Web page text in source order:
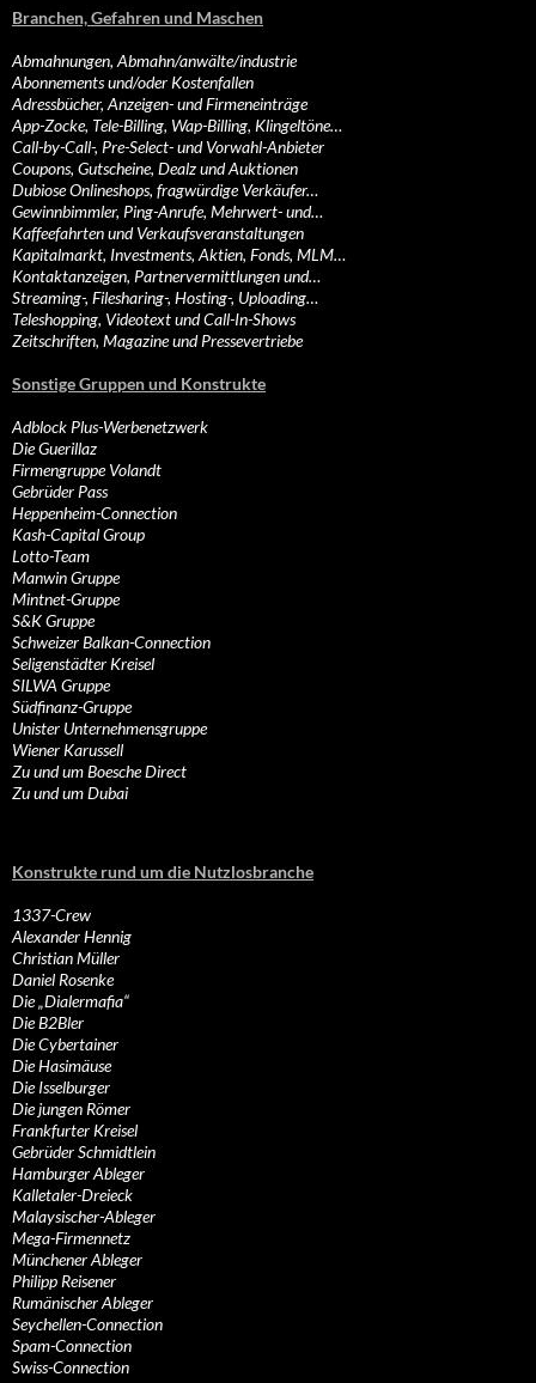
Branchen, Gefahren und Maschen
Abmahnungen, Abmahn/anwälte/industrie
Abonnements und/oder Kostenfallen
Adressbücher, Anzeigen- und Firmeneinträge
App-Zocke, Tele-Billing, Wap-Billing, Klingeltöne…
Call-by-Call-, Pre-Select- und Vorwahl-Anbieter
Coupons, Gutscheine, Dealz und Auktionen
Dubiose Onlineshops, fragwürdige Verkäufer…
Gewinnbimmler, Ping-Anrufe, Mehrwert- und…
Kaffeefahrten und Verkaufsveranstaltungen
Kapitalmarkt, Investments, Aktien, Fonds, MLM…
Kontaktanzeigen, Partnervermittlungen und…
Streaming-, Filesharing-, Hosting-, Uploading…
Teleshopping, Videotext und Call-In-Shows
Zeitschriften, Magazine und Pressevertriebe
Sonstige Gruppen und Konstrukte
Adblock Plus-Werbenetzwerk
Die Guerillaz
Firmengruppe Volandt
Gebrüder Pass
Heppenheim-Connection
Kash-Capital Group
Lotto-Team
Manwin Gruppe
Mintnet-Gruppe
S&K Gruppe
Schweizer Balkan-Connection
Seligenstädter Kreisel
SILWA Gruppe
Südfinanz-Gruppe
Unister Unternehmensgruppe
Wiener Karussell
Zu und um Boesche Direct
Zu und um Dubai
Konstrukte rund um die Nutzlosbranche
1337-Crew
Alexander Hennig
Christian Müller
Daniel Rosenke
Die „Dialermafia“
Die B2Bler
Die Cybertainer
Die Hasimäuse
Die Isselburger
Die jungen Römer
Frankfurter Kreisel
Gebrüder Schmidtlein
Hamburger Ableger
Kalletaler-Dreieck
Malaysischer-Ableger
Mega-Firmennetz
Münchener Ableger
Philipp Reisener
Rumänischer Ableger
Seychellen-Connection
Spam-Connection
Swiss-Connection